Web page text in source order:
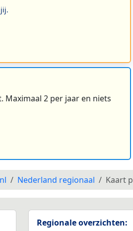
Maximaal 2 per jaar en niets
Nederland regionaal Kaart
Regionale overzichten: